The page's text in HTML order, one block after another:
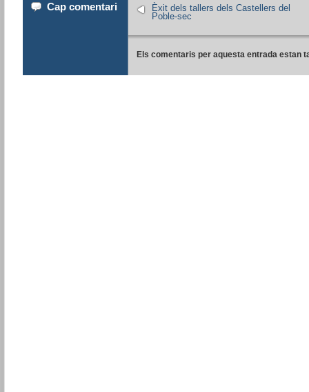
Cap comentari
Èxit dels tallers dels Castellers del
Poble-sec
Els comentaris per aquesta entrada estan